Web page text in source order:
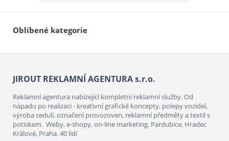
Oblíbené kategorie
JIROUT REKLAMNÍ AGENTURA s.r.o.
Reklamní agentura nabízející kompletní reklamní služby. Od
nápadu po realizaci - kreativní grafické koncepty, polepy vozidel,
výroba cedulí, označení provozoven, reklamní předměty a textil s
potiskem. Weby, e-shopy, on-line marketing. Pardubice, Hradec
Králové, Praha. 40 lidí